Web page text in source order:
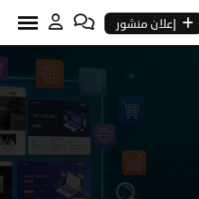
إعلان منشور